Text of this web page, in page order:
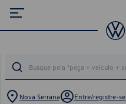
Nova Serrana Entre/registre-se